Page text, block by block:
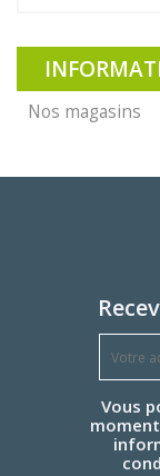
Nos magasins
Vous